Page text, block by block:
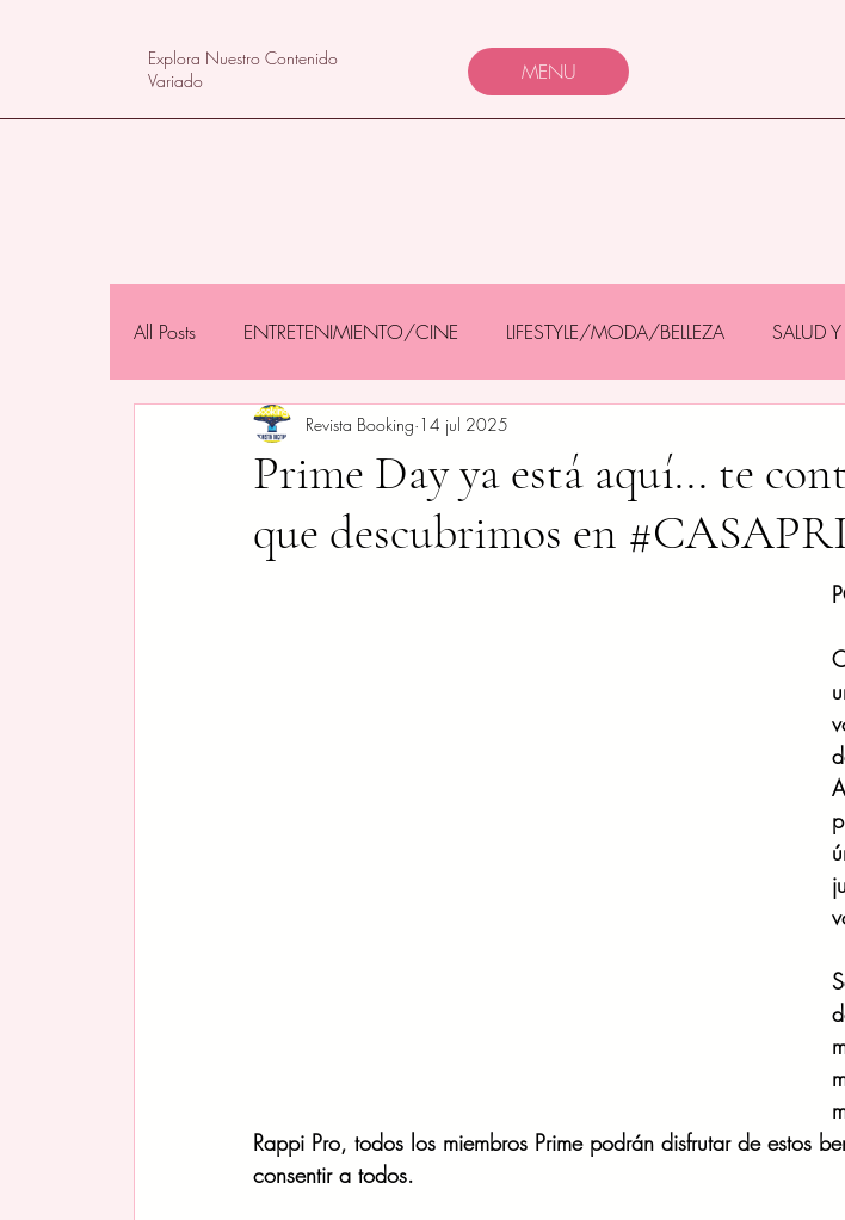
Explora Nuestro Contenido
Variado
MENU
All Posts ENTRETENIMIENTO/CINE LIFESTYLE/MODA/BELLEZA SALUD
NEGOCIOS/TECNOLOGÍA MAMÁS Y BEBÉS
Prime Day ya está aquí... te
que descubrimos en
Revista Booking 14 jul 2025
Rappi Pro, todos los miembros Prime podrán disfrutar de estos
consentir a todos.